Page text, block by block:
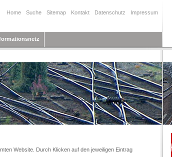
Home Suche Sitemap Kontakt Datenschutz Impressum
Website. Durch Klicken auf den jeweiligen Eintrag